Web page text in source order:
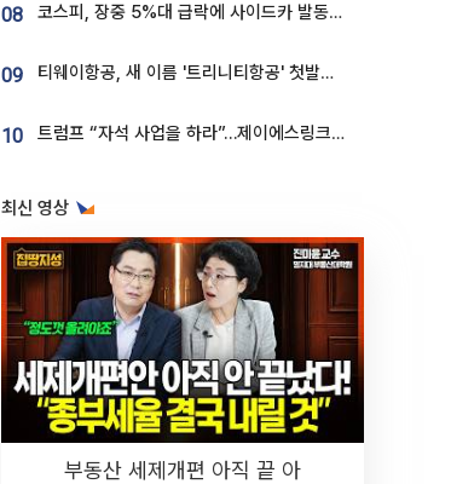
08 코스피, 장중 5%대 급락에 사이드카 발동…삼성·SK 동반 폭락
09 티웨이항공, 새 이름 '트리니티항공' 첫발…SSC 전략 본격화
10 트럼프 “자석 사업을 하라”…제이에스링크, 비중국 영구자석 공급망 구축 속도
최신 영상
부동산 세제개편 아직 끝 아